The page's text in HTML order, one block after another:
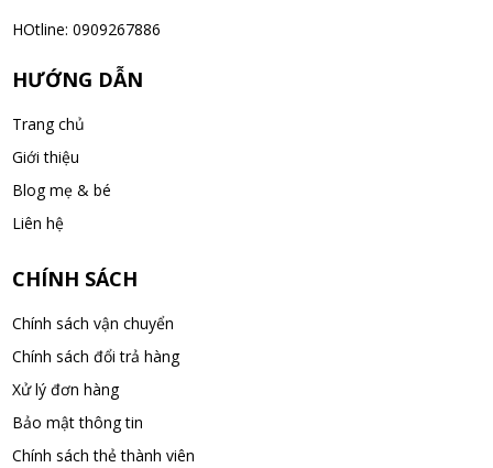
não Noguchi Ekisu 200 Viên
07/08/2026
Hoàng Nhật Nam đã mua sản phẩm Sữa tắm Pigeon Baby
07/08/2026
Nguyễn Nhật Quang đã mua sản phẩm Sữa tắm Pigeon Baby
Soap dạng túi 400ml Nhật Bản
07/08/2026
Võ Thị Thanh Tươi đã mua sản phẩm Men Vi Sinh BioGaia
HOtline: 0909267886
HƯỚNG DẪN
Trang chủ
Giới thiệu
Blog mẹ & bé
Liên hệ
CHÍNH SÁCH
Chính sách vận chuyển
Chính sách đổi trả hàng
Xử lý đơn hàng
Bảo mật thông tin
Chính sách thẻ thành viên